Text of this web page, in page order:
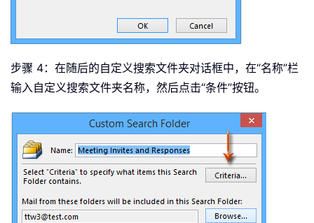
步骤 4：在随后的自定义搜索文件夹对话框中，在“名称”栏
输入自定义搜索文件夹名称，然后点击“条件”按钮。